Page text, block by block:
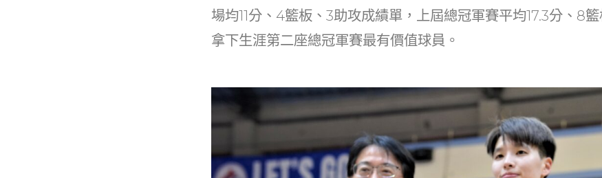
場均11分、4籃板、3助攻成績單，上屆總冠軍賽平均17.3分、8
拿下生涯第二座總冠軍賽最有價值球員。